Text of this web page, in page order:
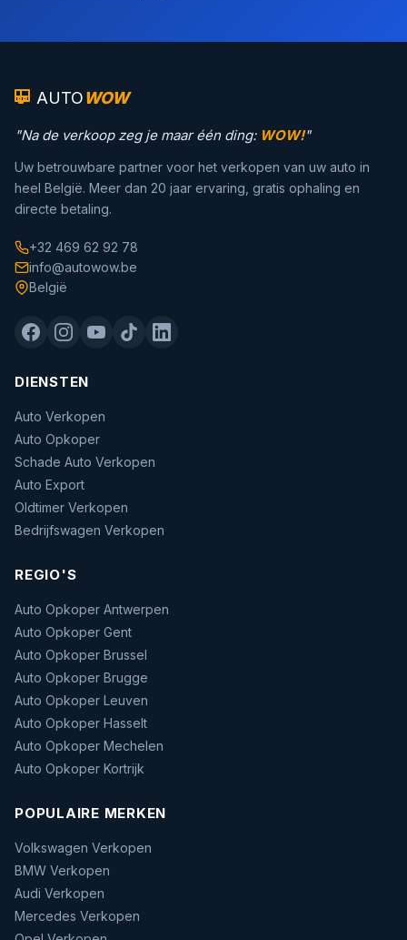
AUTOWOW
"Na de verkoop zeg je maar één ding: WOW!"
Uw betrouwbare partner voor het verkopen van uw auto in
heel België. Meer dan 20 jaar ervaring, gratis ophaling en
directe betaling.
+32 469 62 92 78
info@autowow.be
België
DIENSTEN
Auto Verkopen
Auto Opkoper
Schade Auto Verkopen
Auto Export
Oldtimer Verkopen
Bedrijfswagen Verkopen
REGIO'S
Auto Opkoper Antwerpen
Auto Opkoper Gent
Auto Opkoper Brussel
Auto Opkoper Brugge
Auto Opkoper Leuven
Auto Opkoper Hasselt
Auto Opkoper Mechelen
Auto Opkoper Kortrijk
POPULAIRE MERKEN
Volkswagen Verkopen
BMW Verkopen
Audi Verkopen
Mercedes Verkopen